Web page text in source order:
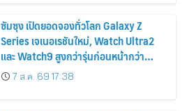
ซัมซุง เปิดยอดจองทั่วโลก Galaxy Z
Series เจเนอเรชันใหม่, Watch Ultra2
และ Watch9 สูงกว่ารุ่นก่อนหน้ากว่า
30%7 ส.ค. 69 17:38